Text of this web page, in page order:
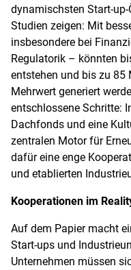
dynamischsten Start-
Studien zeigen: Mit
insbesondere bei
Regulatorik – könnten
entstehen und bis zu 85
Mehrwert generiert
entschlossene Schritte:
Dachfonds und eine
zentralen Motor für
dafür eine enge
und etablierten
Kooperationen im
Auf dem Papier macht
Start-ups und
Unternehmen müssen